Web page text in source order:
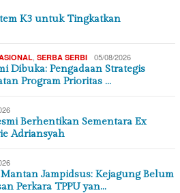
K3 untuk Tingkatkan
SERBA SERBI 05/08/2026
Dibuka: Pengadaan Strategis
Program Prioritas …
Berhentikan Sementara Ex
Adriansyah
Jampidsus: Kejagung Belum
Perkara TPPU yan…